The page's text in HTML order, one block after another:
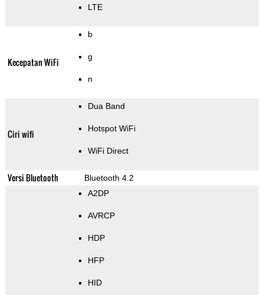
LTE
Kecepatan WiFi
b
g
n
Ciri wifi
Dua Band
Hotspot WiFi
WiFi Direct
Versi Bluetooth Bluetooth 4.2
A2DP
AVRCP
HDP
HFP
HID